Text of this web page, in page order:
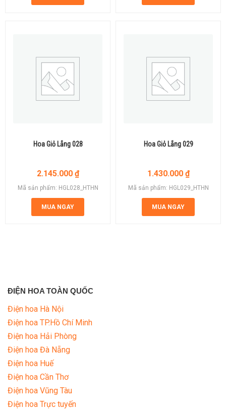
Hoa Giỏ Lẵng 028
2.145.000 ₫
Mã sản phẩm: HGL028_HTHN
MUA NGAY
Hoa Giỏ Lẵng 029
1.430.000 ₫
Mã sản phẩm: HGL029_HTHN
MUA NGAY
ĐIỆN HOA TOÀN QUỐC
Điện hoa Hà Nội
Điện hoa TP.Hồ Chí Minh
Điện hoa Hải Phòng
Điện hoa Đà Nẵng
Điện hoa Huế
Điện hoa Cần Thơ
Điện hoa Vũng Tàu
Điện hoa Trực tuyến